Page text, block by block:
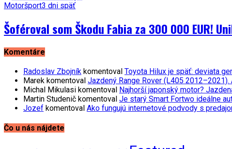
Motoršport3 dni späť
Šoféroval som Škodu Fabia za 300 000 EUR!
Komentáre
Radoslav Zbojník komentoval Toyota Hilux je späť: deviata
Marek komentoval Jazdený Range Rover (L405
Michal Mikulasi komentoval Najhorší japonský motor?
Martin Studenič komentoval Je starý Smart Fortwo ideálne
Jozef komentoval Ako fungujú internetové podvody s
Čo u nás nájdete